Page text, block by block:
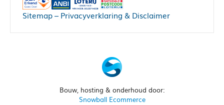
Sitemap– Privacyverklaring & Disclaimer
Bouw, hosting & onderhoud door:
Snowball Ecommerce